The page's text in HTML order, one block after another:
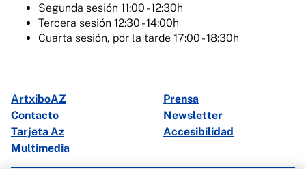
Segunda sesión 11:00 - 12:30h
Tercera sesión 12:30 - 14:00h
Cuarta sesión, por la tarde 17:00 - 18:30h
ArtxiboAZ
Prensa
Contacto
Newsletter
Tarjeta Az
Accesibilidad
Multimedia